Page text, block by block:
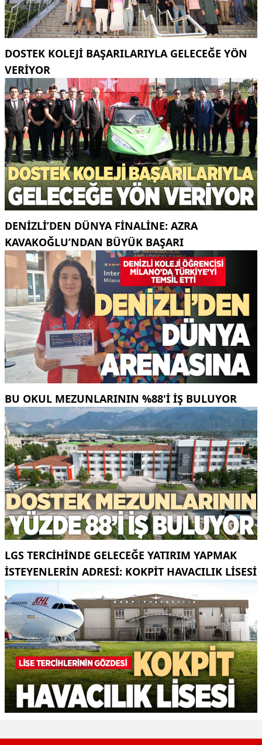
DOSTEK KOLEJİ BAŞARILARIYLA GELECEĞE YÖN
VERİYOR
DENIZLI’DEN DÜNYA FINALINE: AZRA
KAVAKOĞLU’NDAN BÜYÜK BAŞARI
BU OKUL MEZUNLARININ %88'I İŞ BULUYOR
LGS TERCIHINDE GELECEĞE YATIRIM YAPMAK
İSTEYENLERIN ADRESI: KOKPİT HAVACILIK LISESI